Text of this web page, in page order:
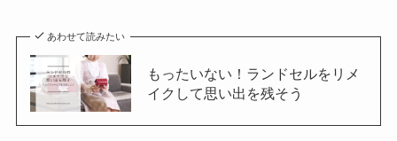
あわせて読みたい
もったいない！ランドセルをリメ
イクして思い出を残そう